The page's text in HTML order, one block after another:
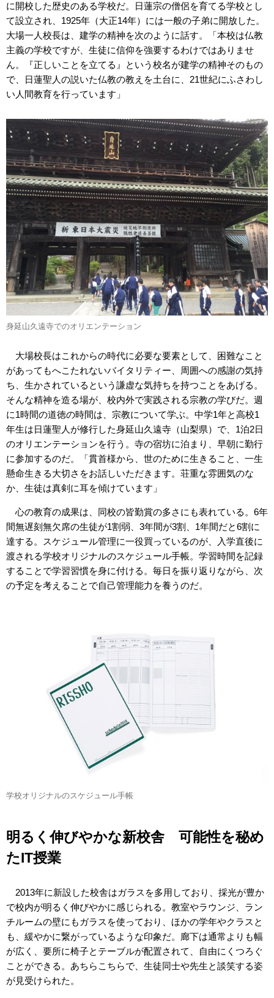
に開校した歴史のある学校だ。日蓮宗の僧侶を育てる学校とし
て設立され、1925年（大正14年）には一般の子弟に開放した。
大場一人校長は、建学の精神を次のように話す。「本校は仏教
主義の学校ですが、生徒に信仰を強要するわけではありませ
ん。『正しいことを立てる』という校名が建学の精神そのもの
で、日蓮聖人の説いた仏教の教えを土台に、21世紀にふさわし
い人間教育を行っています」
身延山久遠寺でのオリエンテーション
大場校長はこれからの時代に必要な要素として、困難なこと
があってもへこたれないバイタリティー、周囲への感謝の気持
ち、生かされているという謙虚な気持ちを持つことをあげる。
そんな精神を造る場が、校内外で実践される宗教の学びだ。週
に1時間の道徳の時間は、宗教について学ぶ。中学1年と高校1
年生は日蓮聖人が修行した身延山久遠寺（山梨県）で、1泊2日
のオリエンテーションを行う。寺の宿坊に泊まり、早朝に勤行
に参加するのだ。「貫首様から、世のために生きること、一生
懸命生きる大切さをお話しいただきます。荘重な雰囲気のな
か、生徒は真剣に耳を傾けています」
心の教育の成果は、同校の皆勤賞の多さにも表れている。6年
間無遅刻無欠席の生徒が1割弱、3年間が3割、1年間だと6割に
達する。スケジュール管理に一役買っているのが、入学直後に
渡される学校オリジナルのスケジュール手帳。学習時間を記録
することで学習習慣を身に付ける。毎日を振り返りながら、次
の予定を考えることで自己管理能力を養うのだ。
学校オリジナルのスケジュール手帳
明るく伸びやかな新校舎 可能性を秘め
たIT授業
2013年に新設した校舎はガラスを多用しており、採光が豊か
で校内が明るく伸びやかに感じられる。教室やラウンジ、ラン
チルームの壁にもガラスを使っており、ほかの学年やクラスと
も、緩やかに繋がっているような印象だ。廊下は通常よりも幅
が広く、要所に椅子とテーブルが配置されて、自由にくつろぐ
ことができる。あちらこちらで、生徒同士や先生と談笑する姿
が見受けられた。